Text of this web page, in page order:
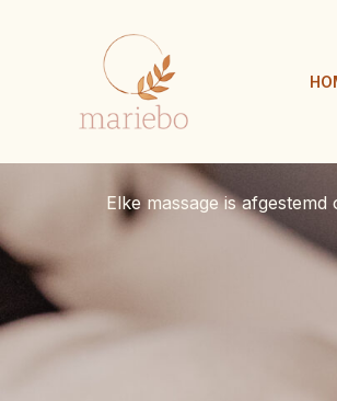
Elke massage is